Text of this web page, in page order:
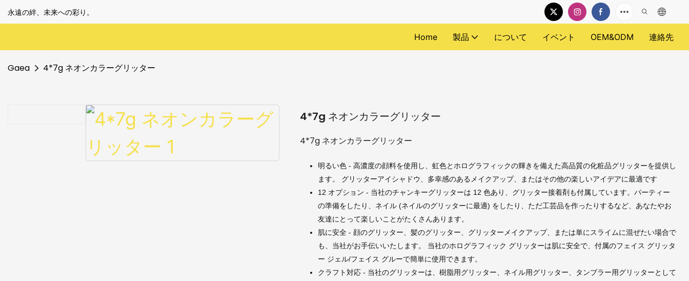
永遠の絆、未来への彩り。
Home 製品 について イベント OEM&ODM 連絡先
Gaea 4*7g ネオンカラーグリッター
4*7g ネオンカラーグリッター
4*7g ネオンカラーグリッター
明るい色 - 高濃度の顔料を使用し、虹色とホログラフィックの輝きを備えた高品質の化粧品グリッターを提供し
ます。 グリッターアイシャドウ、多幸感のあるメイクアップ、またはその他の楽しいアイデアに最適です
12 オプション - 当社のチャンキーグリッターは 12 色あり、グリッター接着剤も付属しています。パーティー
の準備をしたり、ネイル (ネイルのグリッターに最適) をしたり、ただ工芸品を作ったりするなど、あなたやお
友達にとって楽しいことがたくさんあります。
肌に安全 - 顔のグリッター、髪のグリッター、グリッターメイクアップ、または単にスライムに混ぜたい場合で
も、当社がお手伝いいたします。 当社のホログラフィック グリッターは肌に安全で、付属のフェイス グリッタ
ー ジェル/フェイス グルーで簡単に使用できます。
クラフト対応 - 当社のグリッターは、樹脂用グリッター、ネイル用グリッター、タンブラー用グリッターとして